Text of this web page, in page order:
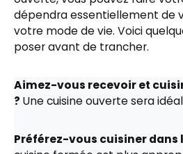
dépendra essentiellement de
votre mode de vie. Voici
poser avant de trancher.
Aimez-vous recevoir et
? Une cuisine ouverte sera
Préférez-vous cuisiner dans